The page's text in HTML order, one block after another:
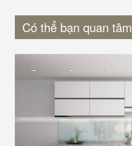
Có thể bạn quan tâm